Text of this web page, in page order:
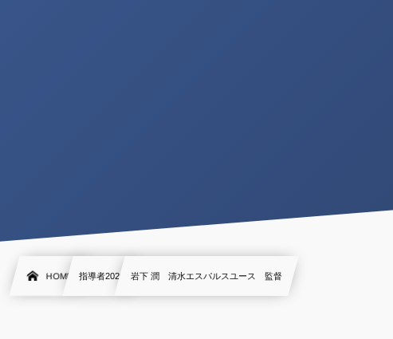
HOME 指導者2020 岩下 潤 清水エスパルスユース 監督